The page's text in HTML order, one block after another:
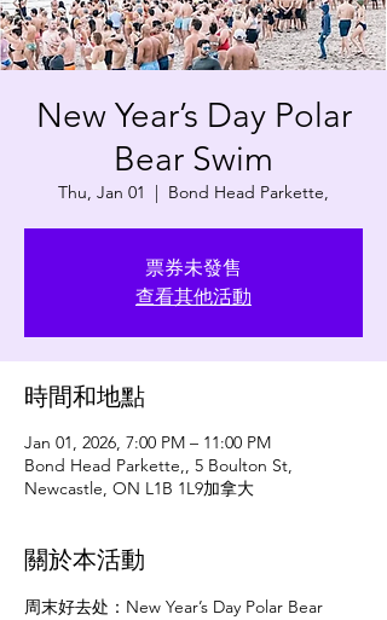
New Year’s Day Polar
Bear Swim
Thu, Jan 01
  |
Bond Head Parkette,
票券未發售
查看其他活動
時間和地點
Jan 01, 2026, 7:00 PM – 11:00 PM
Bond Head Parkette,, 5 Boulton St,
Newcastle, ON L1B 1L9加拿大
關於本活動
周末好去处：New Year’s Day Polar Bear